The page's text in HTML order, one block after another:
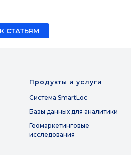
К СТАТЬЯМ
Продукты и услуги
Система SmartLoc
Базы данных для аналитики
Геомаркетинговые
исследования